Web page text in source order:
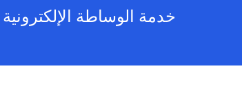
خدمة الوساطة الإلكترونية